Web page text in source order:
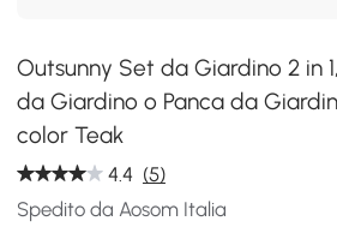
Outsunny Set da Giardino 2 in
da Giardino o Panca da
color Teak
4.4 (5)
Spedito da Aosom Italia